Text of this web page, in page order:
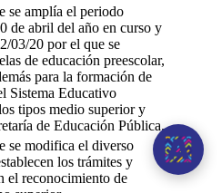
se amplía el periodo
de abril del año en curso y
03/20 por el que se
de educación preescolar,
para la formación de
Sistema Educativo
tipos medio superior y
de Educación Pública.
se modifica el diverso
los trámites y
el reconocimiento de